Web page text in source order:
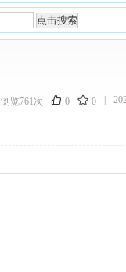
浏览761次 0 0